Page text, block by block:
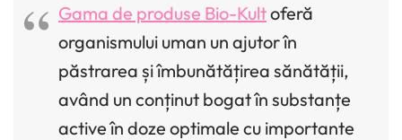
Gama de produse Bio-Kultoferă
organismului uman un ajutor în
păstrarea și îmbunătățirea sănătății,
având un conținut bogat în substanțe
active în doze optimale cu importante